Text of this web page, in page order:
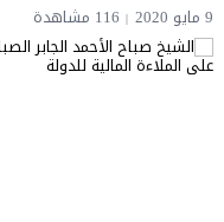
9 مايو 2020 116 مشاهدة